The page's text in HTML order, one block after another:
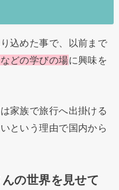
込めた事で、以前まで
どの学びの場に興味を
家族で旅行へ出掛ける
という理由で国内から
の世界を見せて